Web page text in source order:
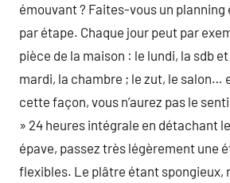
émouvant ? Faites-vous un
par étape. Chaque jour peut par
pièce de la maison : le lundi, la sdb
mardi, la chambre ; le zut, le salon…
cette façon, vous n’aurez pas le
» 24 heures intégrale en détachant
épave, passez très légèrement une
flexibles. Le plâtre étant spongieux,